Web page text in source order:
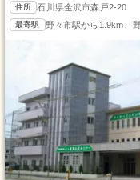
住所 石川県金沢市森戸2-20
最寄駅 野々市駅から1.9km、